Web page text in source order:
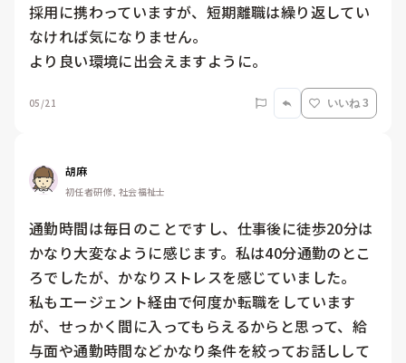
採用に携わっていますが、短期離職は繰り返してい
なければ気になりません。
より良い環境に出会えますように。
05/21 いいね 3
胡麻
初任者研修, 社会福祉士
通勤時間は毎日のことですし、仕事後に徒歩20分は
かなり大変なように感じます。私は40分通勤のとこ
ろでしたが、かなりストレスを感じていました。
私もエージェント経由で何度か転職をしています
が、せっかく間に入ってもらえるからと思って、給
与面や通勤時間などかなり条件を絞ってお話しして